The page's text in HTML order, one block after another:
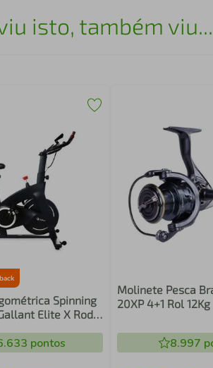
isto, também viu...
Spinning
Elite X Roda
pontos
Molinete Pesca
20XP 4+1 Rol 12Kg
8.997